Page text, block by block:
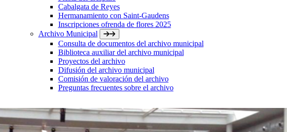
Cabalgata de Reyes
Hermanamiento con Saint-Gaudens
Inscripciones ofrenda de flores 2025
Archivo Municipal
Consulta de documentos del archivo municipal
Biblioteca auxiliar del archivo municipal
Proyectos del archivo
Difusión del archivo municipal
Comisión de valoración del archivo
Preguntas frecuentes sobre el archivo